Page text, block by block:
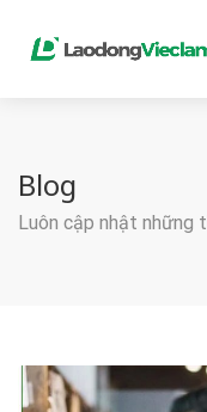
Blog
Luôn cập nhật những